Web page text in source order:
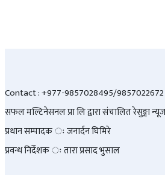
Contact : +977-9857028495/9857022672
सफल मल्टिनेसनल प्रा लि द्वारा संचालित रेसुङ्गा न्यूज
प्रधान सम्पादक ः जनार्दन घिमिरे
प्रवन्ध निर्देशक ः तारा प्रसाद भुसाल